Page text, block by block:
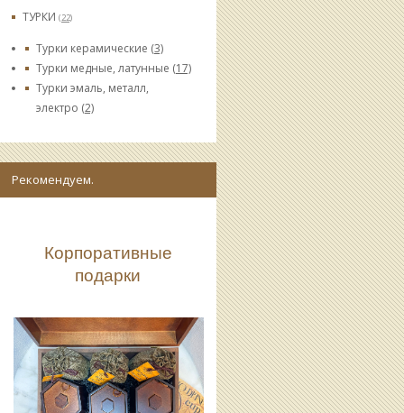
ТУРКИ (22)
Турки керамические (3)
Турки медные, латунные (17)
Турки эмаль, металл,
электро (2)
Рекомендуем.
Корпоративные
подарки